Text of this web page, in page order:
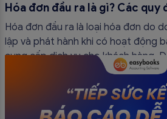
Hóa đơn đầu ra là gì? Các quy
bắt buộc mới nhất
Hóa đơn đầu ra là loại hóa đơn do
lập và phát hành khi có hoạt động
cung cấp dịch vụ cho khách hàng.
quy trình vận hành và tránh được
chính không đáng có nếu nắm rõ […]